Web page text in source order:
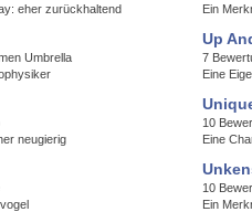
eher zurückhaltend
Ein
Umbrella
Up
7
Eine
neugierig
10
Eine
10
Ein